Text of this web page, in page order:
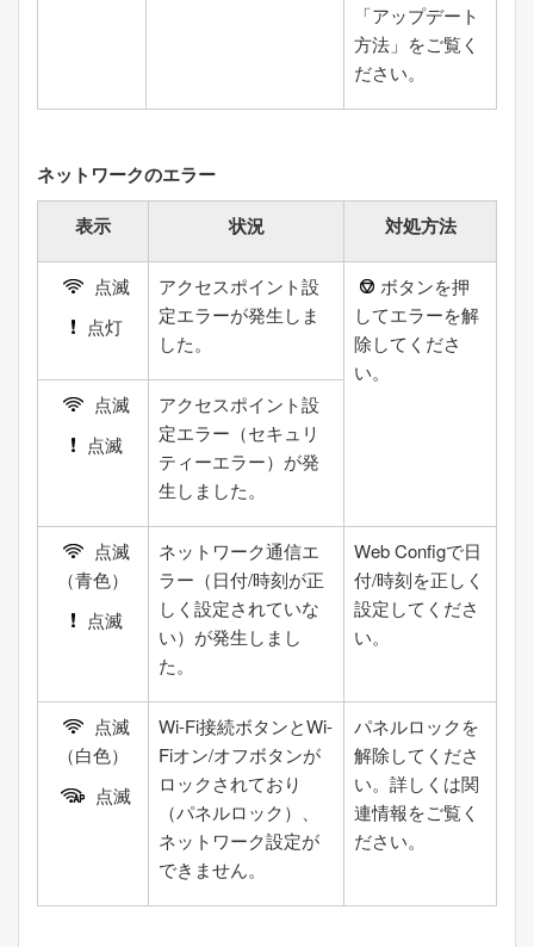
「アップデート
方法」をご覧く
ださい。
ネットワークのエラー
表示
状況 対処方法
点滅
点灯
アクセスポイント設
定エラーが発生しま
した。
ボタンを押
してエラーを解
除してくださ
い。
点滅
点滅
アクセスポイント設
定エラー（セキュリ
ティーエラー）が発
生しました。
点滅
（青色）
点滅
ネットワーク通信エ
ラー（日付/時刻が正
しく設定されていな
い）が発生しまし
た。
Web Configで日
付/時刻を正しく
設定してくださ
い。
点滅
（白色）
点滅
Wi-Fi接続ボタンとWi-
Fiオン/オフボタンが
ロックされており
（パネルロック）、
ネットワーク設定が
できません。
パネルロックを
解除してくださ
い。詳しくは関
連情報をご覧く
ださい。